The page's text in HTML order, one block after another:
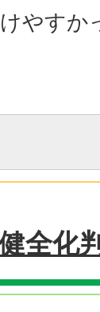
やすか
全化